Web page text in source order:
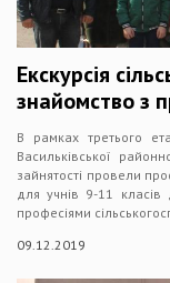
Екскурсія
знайомство з
В рамках третього
Васильківської
зайнятості провели
для учнів 9-11
професіями
09.12.2019